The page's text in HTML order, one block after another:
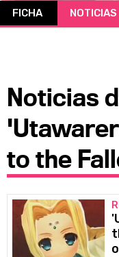
FICHA NOTICIAS
Noticias
to the